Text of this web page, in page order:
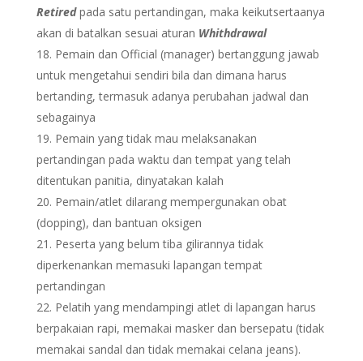
Retired pada satu pertandingan, maka keikutsertaanya
akan di batalkan sesuai aturan Whithdrawal
Pemain dan Official (manager) bertanggung jawab
untuk mengetahui sendiri bila dan dimana harus
bertanding, termasuk adanya perubahan jadwal dan
sebagainya
Pemain yang tidak mau melaksanakan
pertandingan pada waktu dan tempat yang telah
ditentukan panitia, dinyatakan kalah
Pemain/atlet dilarang mempergunakan obat
(dopping), dan bantuan oksigen
Peserta yang belum tiba gilirannya tidak
diperkenankan memasuki lapangan tempat
pertandingan
Pelatih yang mendampingi atlet di lapangan harus
berpakaian rapi, memakai masker dan bersepatu (tidak
memakai sandal dan tidak memakai celana jeans).